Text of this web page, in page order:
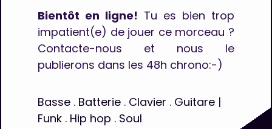
Bientôt en ligne! Tu es bien trop
impatient(e) de jouer ce morceau ?
Contacte-nous et nous le
publierons dans les 48h chrono:-)
Basse . Batterie . Clavier . Guitare |
Funk . Hip hop . Soul